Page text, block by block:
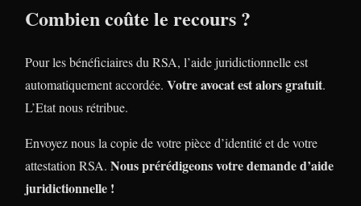
Combien coûte le recours ?
Pour les bénéficiaires du RSA, l’aide juridictionnelle est
automatiquement accordée. Votre avocat est alors gratuit.
L’Etat nous rétribue.
Envoyez nous la copie de votre pièce d’identité et de votre
attestation RSA. Nous prérédigeons votre demande d’aide
juridictionnelle !